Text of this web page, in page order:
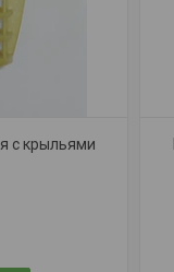
с крыльями